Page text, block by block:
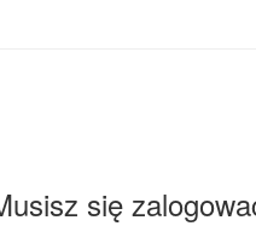
się